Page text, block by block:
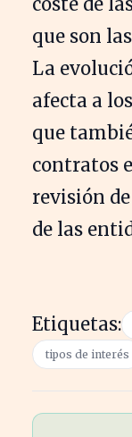
que son
La
afecta a
que
contratos
revisión
de las
Etiquetas:
tipos de interés